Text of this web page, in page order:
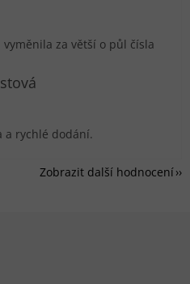
je 5 z 5 hvězdiček.
za větší o půl čísla
je 5 z 5 hvězdiček.
a rychlé dodání.
Zobrazit další hodnocení